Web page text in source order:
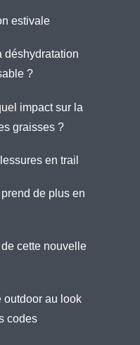
estivale
déshydratation
?
impact sur la
graisses ?
en trail
de plus en
cette nouvelle
outdoor au look
codes